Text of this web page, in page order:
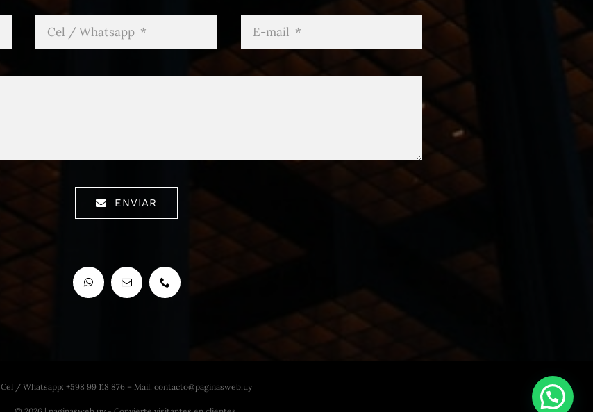
ENVIAR
Cel / Whatsapp: +598 99 118 876 – Mail: contacto@paginasweb.uy